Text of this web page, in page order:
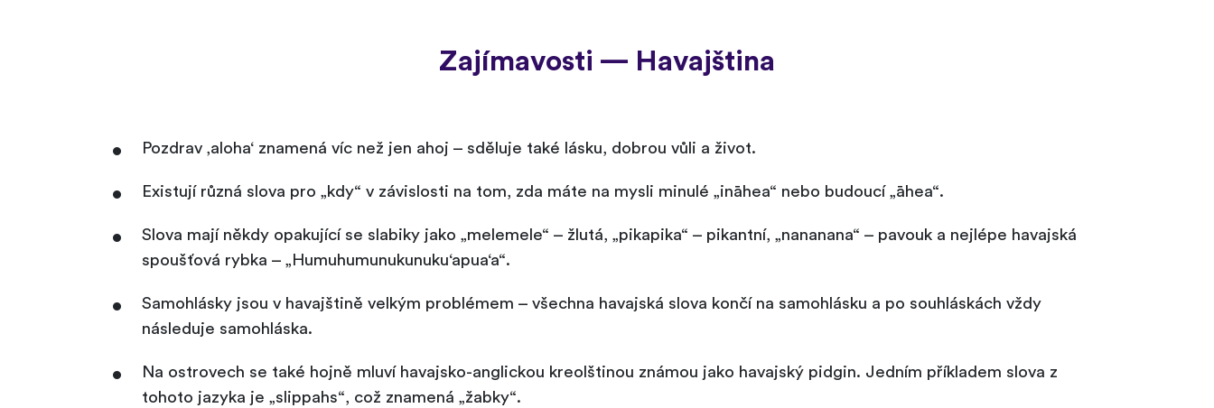
Zajímavosti — Havajština
Pozdrav ‚aloha‘ znamená víc než jen ahoj – sděluje také lásku, dobrou vůli a život.
Existují různá slova pro „kdy“ v závislosti na tom, zda máte na mysli minulé „ināhea“ nebo budoucí „āhea“.
Slova mají někdy opakující se slabiky jako „melemele“ – žlutá, „pikapika“ – pikantní, „nananana“ – pavouk a nejlépe havajská
spoušťová rybka – „Humuhumunukunuku‘apua‘a“.
Samohlásky jsou v havajštině velkým problémem – všechna havajská slova končí na samohlásku a po souhláskách vždy
následuje samohláska.
Na ostrovech se také hojně mluví havajsko-anglickou kreolštinou známou jako havajský pidgin. Jedním příkladem slova z
tohoto jazyka je „slippahs“, což znamená „žabky“.